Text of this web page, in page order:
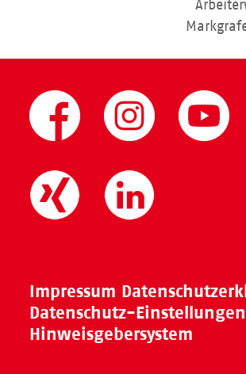
Beitrag:
Impressum
Datenschutz-Einstellungen
Hinweisgebersystem